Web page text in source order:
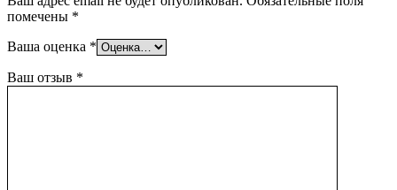
помечены *
Ваша оценка *
Ваш отзыв *